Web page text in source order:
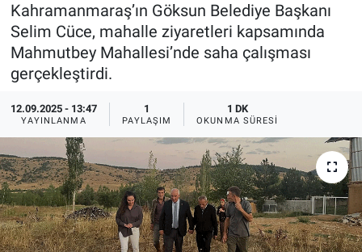
Kahramanmaraş’ın Göksun Belediye Başkanı
Selim Cüce, mahalle ziyaretleri kapsamında
Mahmutbey Mahallesi’nde saha çalışması
gerçekleştirdi.
12.09.2025 - 13:47
YAYINLANMA
1
PAYLAŞIM
1 DK
OKUNMA SÜRESI